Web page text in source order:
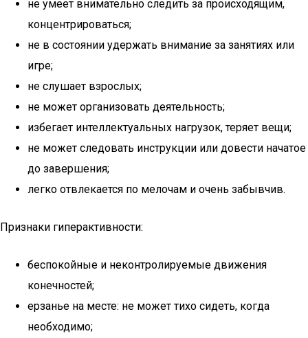
не умеет внимательно следить за происходящим,
концентрироваться;
не в состоянии удержать внимание за занятиях или
игре;
не слушает взрослых;
не может организовать деятельность;
избегает интеллектуальных нагрузок, теряет вещи;
не может следовать инструкции или довести начатое
до завершения;
легко отвлекается по мелочам и очень забывчив.
Признаки гиперактивности:
беспокойные и неконтролируемые движения
конечностей;
ерзанье на месте: не может тихо сидеть, когда
необходимо;